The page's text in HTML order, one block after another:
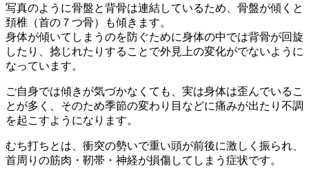
写真のように骨盤と背骨は連結しているため、骨盤が傾くと
頚椎（首の７つ骨）も傾きます。
身体が傾いてしまうのを防ぐために身体の中では背骨が回旋
したり、捻じれたりすることで外見上の変化がでないように
なっています。
ご自身では傾きが気づかなくても、実は身体は歪んでいるこ
とが多く、そのため季節の変わり目などに痛みが出たり不調
を起こすようになります。
むち打ちとは、衝突の勢いで重い頭が前後に激しく振られ、
首周りの筋肉・靭帯・神経が損傷してしまう症状です。